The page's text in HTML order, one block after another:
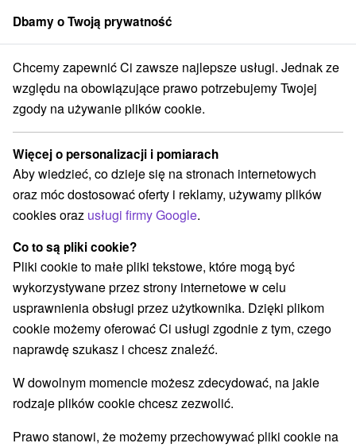
członek grupySorger
kraj Donovaly Hotel Encián *** Donovaly Pobyt wielkanocny
Pobyt wielkanocny
Hotel Encián★★★Donovaly Donovaly
Przejdź do lokalizacji
Urządzenie jest obecnie zamknięty z naszą ofertą!
9,3 doskonały·20 recenzji
Dbamy o Twoją prywatność
Chcemy zapewnić Ci zawsze najlepsze usługi. Jednak ze
względu na obowiązujące prawo potrzebujemy Twojej
zgody na używanie plików cookie.
Więcej o personalizacji i pomiarach
Aby wiedzieć, co dzieje się na stronach internetowych
oraz móc dostosować oferty i reklamy, używamy plików
cookies oraz usługi firmy Google.
Co to są pliki cookie?
Pliki cookie to małe pliki tekstowe, które mogą być
wykorzystywane przez strony internetowe w celu
usprawnienia obsługi przez użytkownika. Dzięki plikom
cookie możemy oferować Ci usługi zgodnie z tym, czego
naprawdę szukasz i chcesz znaleźć.
W dowolnym momencie możesz zdecydować, na jakie
rodzaje plików cookie chcesz zezwolić.
Prawo stanowi, że możemy przechowywać pliki cookie na